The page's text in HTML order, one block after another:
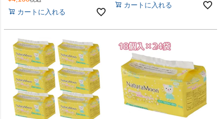
カートに入れる
カートに入れる